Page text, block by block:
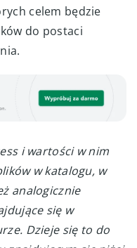
celem będzie
do postaci
i wartości w nim
w katalogu, w
analogicznie
się w
Dzieje się to do